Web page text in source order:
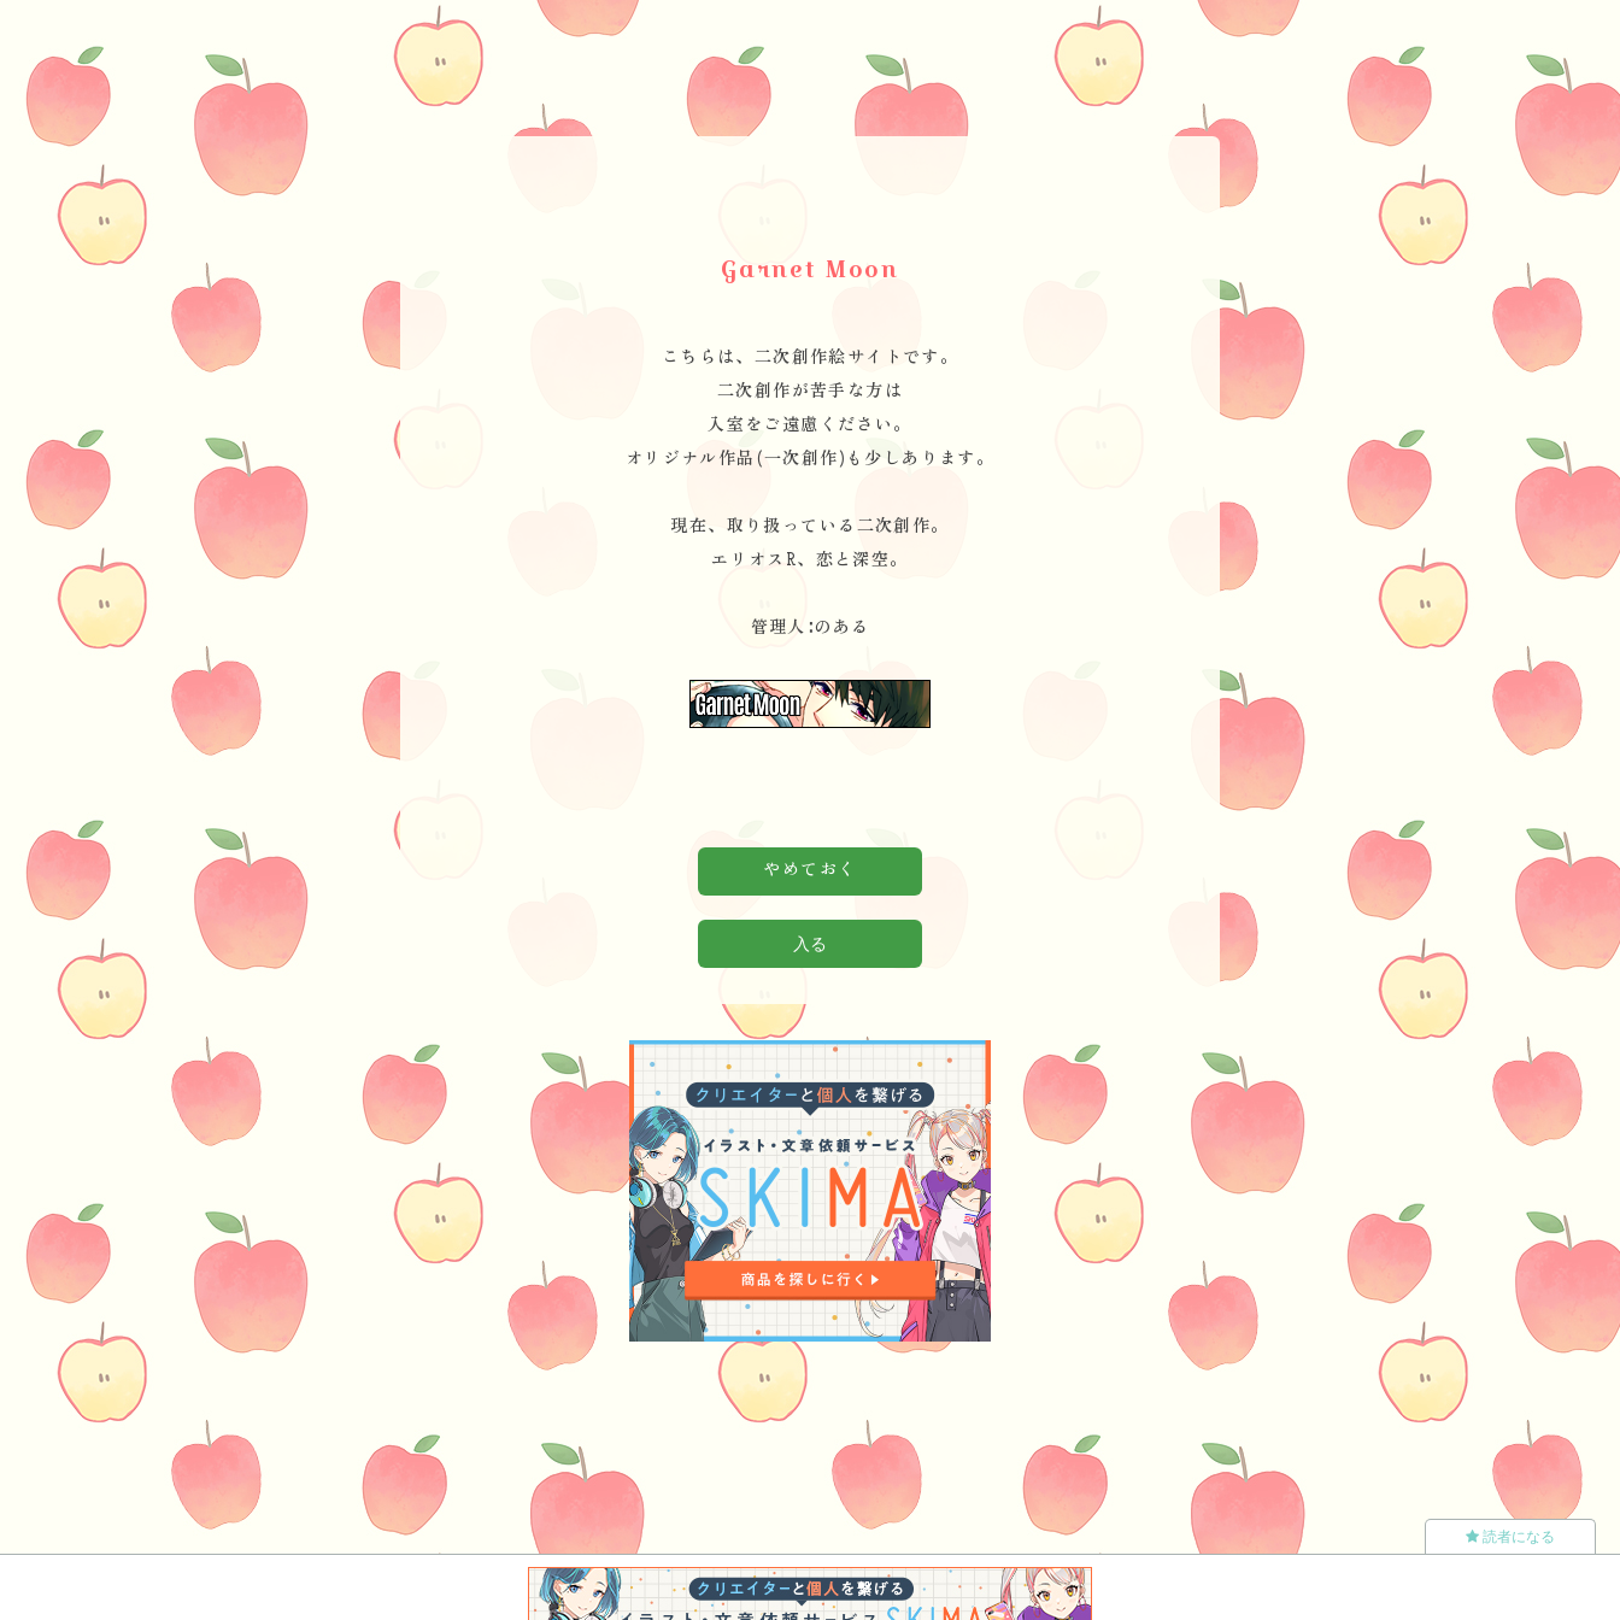
Garnet Moon
こちらは、二次創作絵サイトです。
二次創作が苦手な方は
入室をご遠慮ください。
オリジナル作品(一次創作)も少しあります。
現在、取り扱っている二次創作。
エリオスR、恋と深空。
管理人∶のある
やめておく
入る
読者になる